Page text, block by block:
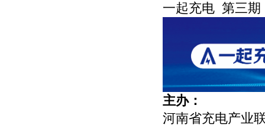
一起充电 第三期
主办：
河南省充电产业